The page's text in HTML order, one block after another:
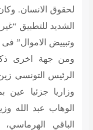
لحقوق الانسان.
الشديد للتطبيق
وتبييض الاموال”
ومن جهة اخرى
الرئيس التونسي
وزاريا جزئيا
الوهاب عبد الله
الباقي